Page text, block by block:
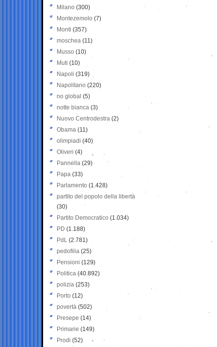
Milano (300)
Montezemolo (7)
Monti (357)
moschea (11)
Musso (10)
Muti (10)
Napoli (319)
Napolitano (220)
no global (5)
notte bianca (3)
Nuovo Centrodestra (2)
Obama (11)
olimpiadi (40)
Oliveri (4)
Pannella (29)
Papa (33)
Parlamento (1.428)
partito del popolo della libertà
(30)
Partito Democratico (1.034)
PD (1.188)
PdL (2.781)
pedofilia (25)
Pensioni (129)
Politica (40.892)
polizia (253)
Porto (12)
povertà (502)
Presepe (14)
Primarie (149)
Prodi (52)